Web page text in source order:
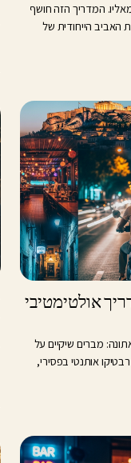
המדריך הזה חושף
האביב הייחודית של
אולטימטיבי
מברים שיקיים על
אותנטי בפסירי,